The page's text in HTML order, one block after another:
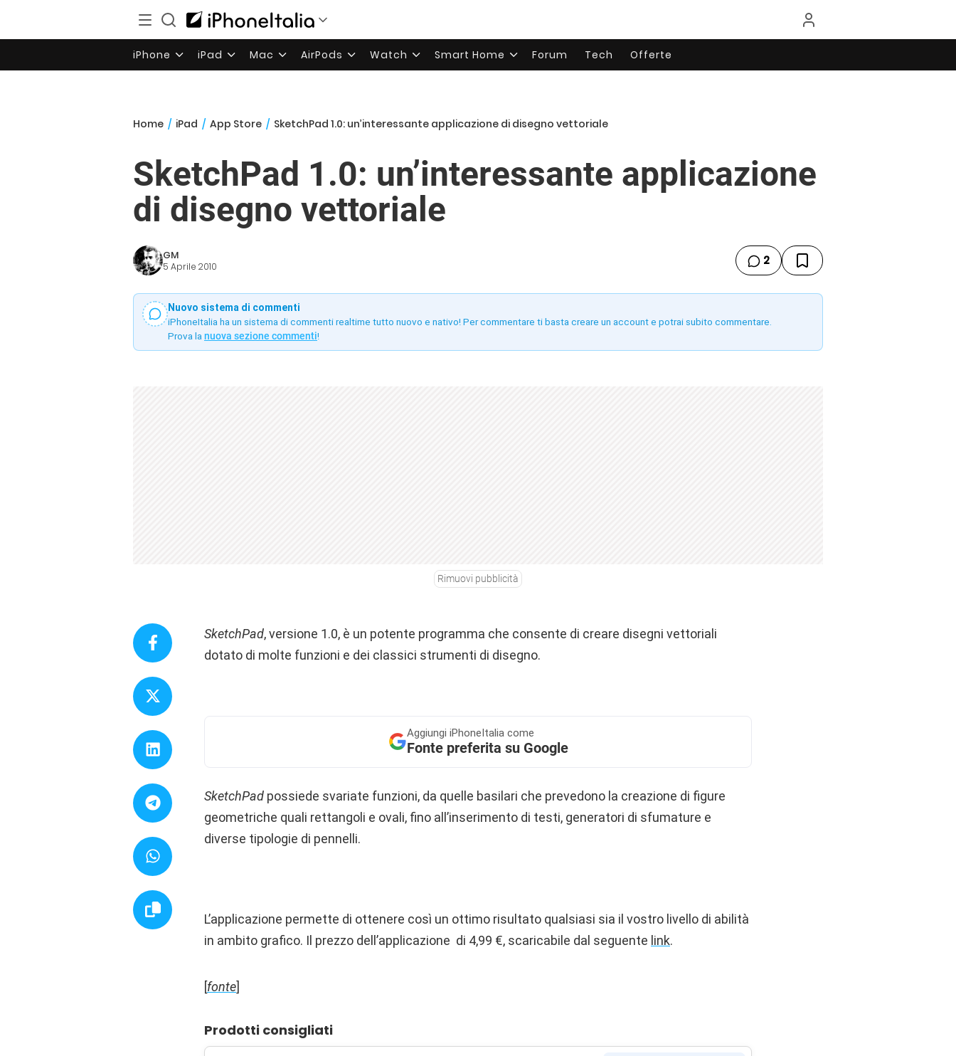
iPhone iPad Mac AirPods Watch Smart Home Forum Tech Offerte
Home / iPad / App Store / SketchPad 1.0: un’interessante applicazione di disegno vettoriale
SketchPad 1.0: un’interessante applicazione
di disegno vettoriale
GM
5 Aprile 2010 2
Nuovo sistema di commenti
iPhoneItalia ha un sistema di commenti realtime tutto nuovo e nativo! Per commentare ti basta creare un account e potrai subito commentare.
Prova la nuova sezione commenti!
Rimuovi pubblicità
SketchPad, versione 1.0, è un potente programma che consente di creare disegni vettoriali
dotato di molte funzioni e dei classici strumenti di disegno.
Aggiungi iPhoneItalia come
Fonte preferita su Google
SketchPad possiede svariate funzioni, da quelle basilari che prevedono la creazione di figure
geometriche quali rettangoli e ovali, fino all’inserimento di testi, generatori di sfumature e
diverse tipologie di pennelli.
L’applicazione permette di ottenere così un ottimo risultato qualsiasi sia il vostro livello di abilità
in ambito grafico. Il prezzo dell’applicazione di 4,99 €, scaricabile dal seguente link.
[fonte]
Prodotti consigliati